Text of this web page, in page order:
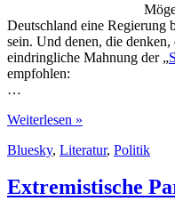
Deutschland eine Regierung
sein. Und denen, die
eindringliche Mahnung der „
empfohlen:
…
Nie
Weiterlesen »
Bluesky, Literatur, Politik
Extremistische